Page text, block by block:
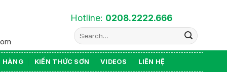
Hotline: 0208.2222.666
Search
for:
HÀNG KIẾN THỨC SƠN VIDEOS LIÊN HỆ